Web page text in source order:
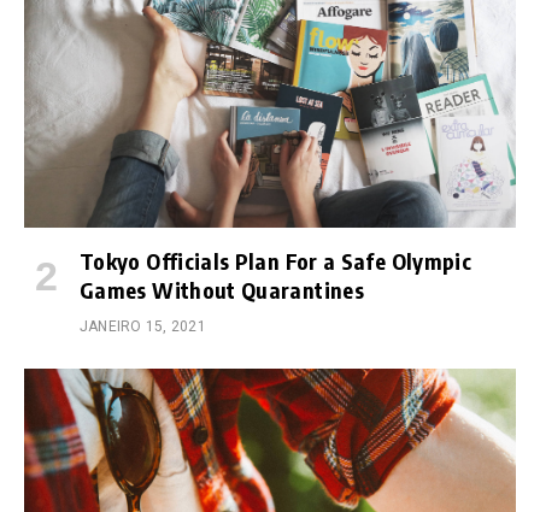
Tokyo Officials Plan For a Safe Olympic
Games Without Quarantines
JANEIRO 15, 2021